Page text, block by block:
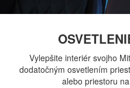
Vylepšite interiér svojho
dodatočným osvetlením
alebo priestoru